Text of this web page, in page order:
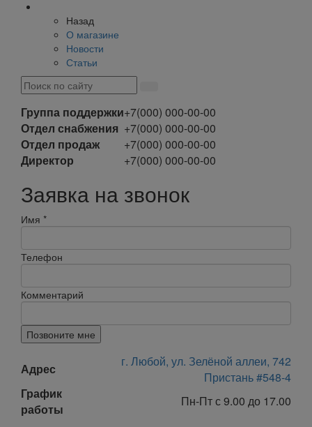
Назад
О магазине
Новости
Статьи
Группа поддержки+7(000) 000-00-00
Отдел снабжения +7(000) 000-00-00
Отдел продаж
+7(000) 000-00-00
Директор
+7(000) 000-00-00
Заявка на звонок
Имя *
Телефон
Комментарий
Позвоните мне
Адрес
г. Любой, ул. Зелёной аллеи, 742
Пристань #548-4
График
работы
Пн-Пт с 9.00 до 17.00